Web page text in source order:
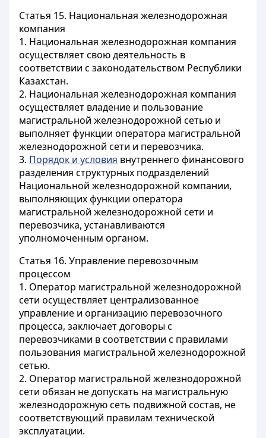
Статья 15. Национальная железнодорожная
компания
1. Национальная железнодорожная компания
осуществляет свою деятельность в
соответствии с законодательством Республики
Казахстан.
2. Национальная железнодорожная компания
осуществляет владение и пользование
магистральной железнодорожной сетью и
выполняет функции оператора магистральной
железнодорожной сети и перевозчика.
3. Порядок и условия внутреннего финансового
разделения структурных подразделений
Национальной железнодорожной компании,
выполняющих функции оператора
магистральной железнодорожной сети и
перевозчика, устанавливаются
уполномоченным органом.
Статья 16. Управление перевозочным
процессом
1. Оператор магистральной железнодорожной
сети осуществляет централизованное
управление и организацию перевозочного
процесса, заключает договоры с
перевозчиками в соответствии с правилами
пользования магистральной железнодорожной
сетью.
2. Оператор магистральной железнодорожной
сети обязан не допускать на магистральную
железнодорожную сеть подвижной состав, не
соответствующий правилам технической
эксплуатации.